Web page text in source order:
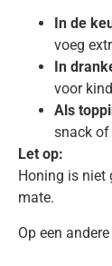
In de
voeg
In
voor
Als
snack of
Let op:
Honing is niet
mate.
Op een